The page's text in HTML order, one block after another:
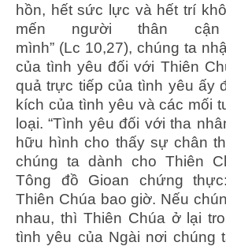
hồn, hết sức lực và hết trí
mến người thân
mình” (Lc 10,27), chúng ta
của tình yêu đối với Thiên
quả trực tiếp của tình yêu ấy
kích của tình yêu và các mối
loại. “Tình yêu đối với tha
hữu hình cho thấy sự chân
chúng ta dành cho Thiên
Tông đồ Gioan chứng
Thiên Chúa bao giờ. Nếu
nhau, thì Thiên Chúa ở lại
tình yêu của Ngài nơi chúng